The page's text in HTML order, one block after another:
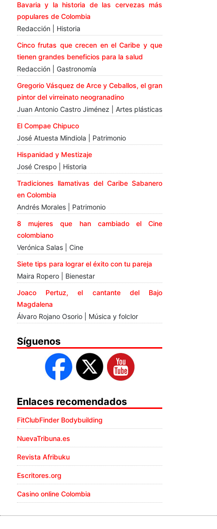
Bavaria y la historia de las cervezas más
populares de Colombia
Redacción | Historia
Cinco frutas que crecen en el Caribe y que
tienen grandes beneficios para la salud
Redacción | Gastronomía
Gregorio Vásquez de Arce y Ceballos, el gran
pintor del virreinato neogranadino
Juan Antonio Castro Jiménez | Artes plásticas
El Compae Chipuco
José Atuesta Mindiola | Patrimonio
Hispanidad y Mestizaje
José Crespo | Historia
Tradiciones llamativas del Caribe Sabanero
en Colombia
Andrés Morales | Patrimonio
8 mujeres que han cambiado el Cine
colombiano
Verónica Salas | Cine
Siete tips para lograr el éxito con tu pareja
Maira Ropero | Bienestar
Joaco Pertuz, el cantante del Bajo
Magdalena
Álvaro Rojano Osorio | Música y folclor
Síguenos
Enlaces recomendados
FitClubFinder Bodybuilding
NuevaTribuna.es
Revista Afribuku
Escritores.org
Casino online Colombia